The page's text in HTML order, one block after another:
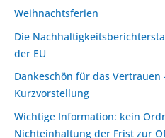
Weihnachtsferien
Die
der EU
Dankeschön für das
Kurzvorstellung
Wichtige Information: kein
Nichteinhaltung der Frist zur